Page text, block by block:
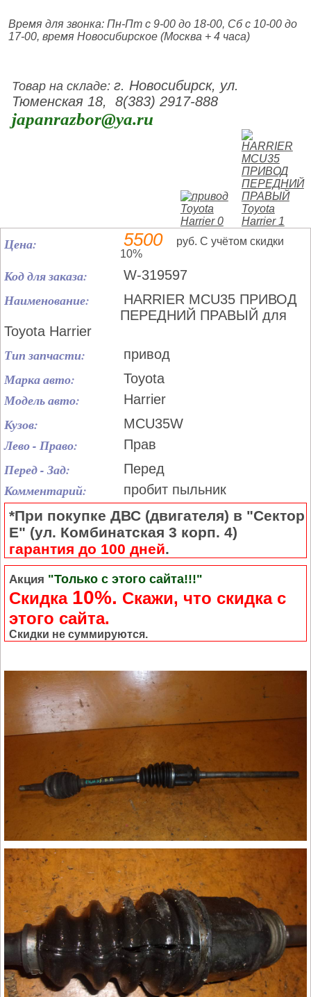
Время для звонка: Пн-Пт с 9-00 до 18-00, Сб с 10-00 до
17-00, время Новосибирское (Москва + 4 часа)
Товар на складе:г. Новосибирск, ул.
Тюменская 18, 8(383) 2917-888
japanrazbor@ya.ru
Цена: 5500
руб. С учётом скидки
10%
Код для заказа: W-319597
Наименование:
HARRIER MCU35 ПРИВОД
ПЕРЕДНИЙ ПРАВЫЙ для
Toyota Harrier
Тип запчасти: привод
Марка авто: Toyota
Модель авто: Harrier
Кузов: MCU35W
Лево - Право: Прав
Перед - Зад: Перед
Комментарий: пробит пыльник
*При покупке ДВС (двигателя) в "Сектор
Е" (ул. Комбинатская 3 корп. 4)
гарантия до 100 дней.
Акция "Только с этого сайта!!!"
Скидка 10%. Cкажи, что скидка с
этого сайта.
Скидки не суммируются.